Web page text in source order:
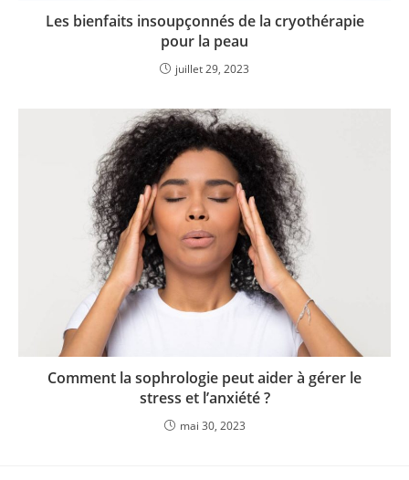
Les bienfaits insoupçonnés de la cryothérapie
pour la peau
juillet 29, 2023
Comment la sophrologie peut aider à gérer le
stress et l’anxiété ?
mai 30, 2023